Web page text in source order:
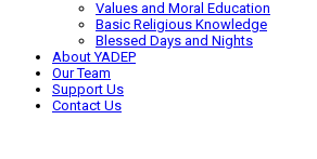
Values and Moral Education
Basic Religious Knowledge
Blessed Days and Nights
About YADEP
Our Team
Support Us
Contact Us